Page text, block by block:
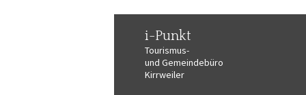
i-Punkt
Tourismus-
und Gemeindebüro
Kirrweiler